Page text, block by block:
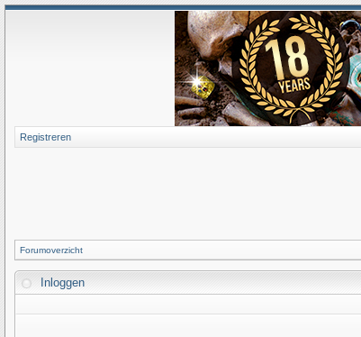
Registreren
Forumoverzicht
Inloggen